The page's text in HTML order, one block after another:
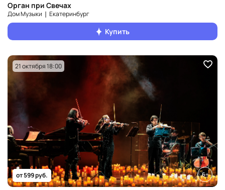
Орган при Свечах
Дом Музыки ❘ Екатеринбург
Купить
21 октября 18:00
от 599 руб. 6+